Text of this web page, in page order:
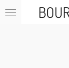
Passer